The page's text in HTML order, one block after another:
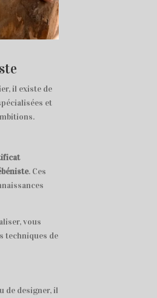
il existe de
et
. Ces
vous
techniques de
de designer, il